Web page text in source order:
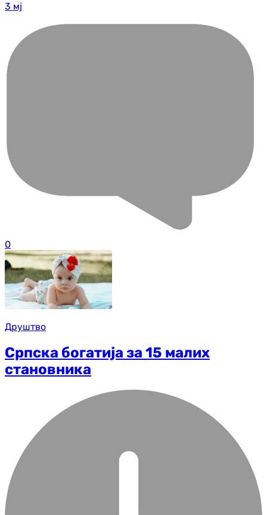
3 мј
0
Друштво
Српска богатија за 15 малих
становника